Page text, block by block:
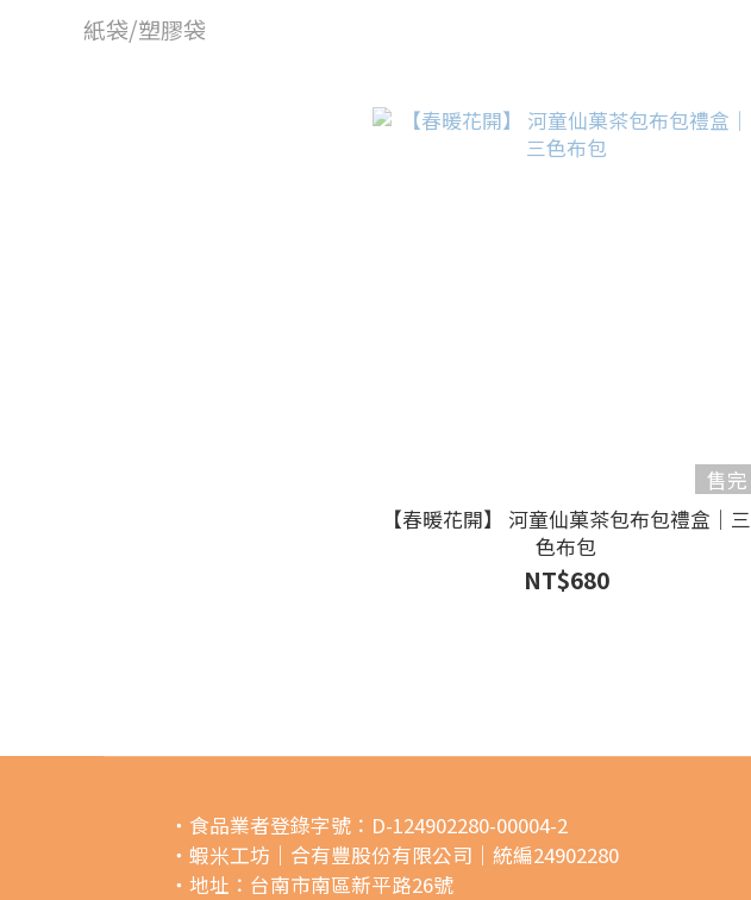
紙袋/塑膠袋
售完
【春暖花開】 河童仙菓茶包布包禮盒｜三
色布包
NT$680
・食品業者登錄字號：D-124902280-00004-2
・蝦米工坊｜合有豐股份有限公司｜統編24902280
・地址：台南市南區新平路26號